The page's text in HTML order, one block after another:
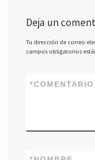
Deja un
Tu dirección de correo
campos obligatorios
COMENTARIO
*